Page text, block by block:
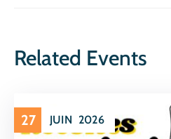
Related Events
27 JUIN 2026